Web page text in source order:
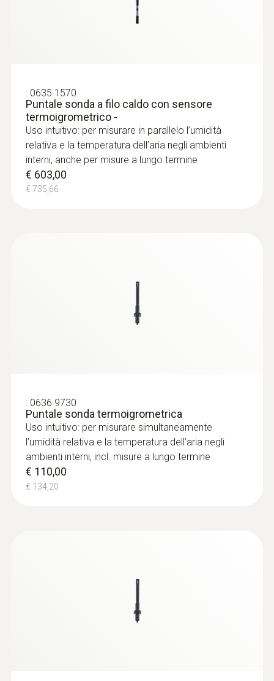
Uso intuitivo: menù di misura dalla struttura
chiara per misure a lungo termine e per
misurare simultaneamente l’umidità e la
temperatura dell’aria negli ambienti interni
€ 215,00
€ 262,30
Sonda temperatura/umidità (digitale) -
con cavo
Intuitive: clearly structured measurement
menu for long-term measurement and
parallel determination of the relative humidity
and air temperature in indoor areas
€ 174,00
: 0635 1570
Puntale sonda a filo caldo con sensore
termoigrometrico -
Uso intuitivo: per misurare in parallelo l’umidità
relativa e la temperatura dell’aria negli ambienti
interni, anche per misure a lungo termine
€ 603,00
€ 735,66
: 0636 9730
Puntale sonda termoigrometrica
Uso intuitivo: per misurare simultaneamente
l’umidità relativa e la temperatura dell’aria negli
ambienti interni, incl. misure a lungo termine
€ 110,00
€ 134,20